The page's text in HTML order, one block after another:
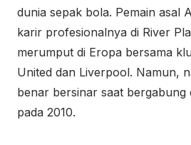
dunia sepak bola. Pemain asal
karir profesionalnya di River
merumput di Eropa bersama
United dan Liverpool. Namun,
benar bersinar saat bergabung
pada 2010.